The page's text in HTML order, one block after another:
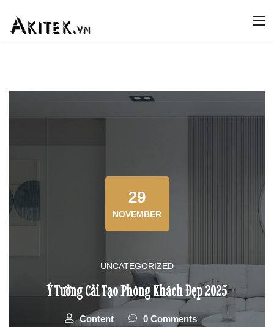
29
NOVEMBER
UNCATEGORIZED
Ý Tưởng Cải Tạo Phòng Khách Đẹp 2025
Content 0 Comments